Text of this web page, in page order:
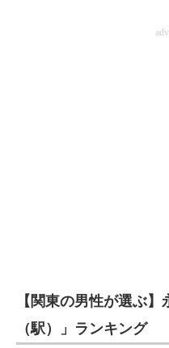
【関東の男性が選ぶ
（駅）」ランキング